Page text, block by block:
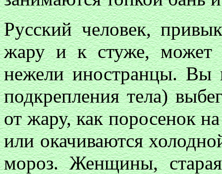
Русский человек,
жару и к стуже, может
нежели иностранцы. Вы
подкрепления тела)
от жару, как поросенок
или окачиваются
мороз. Женщины,